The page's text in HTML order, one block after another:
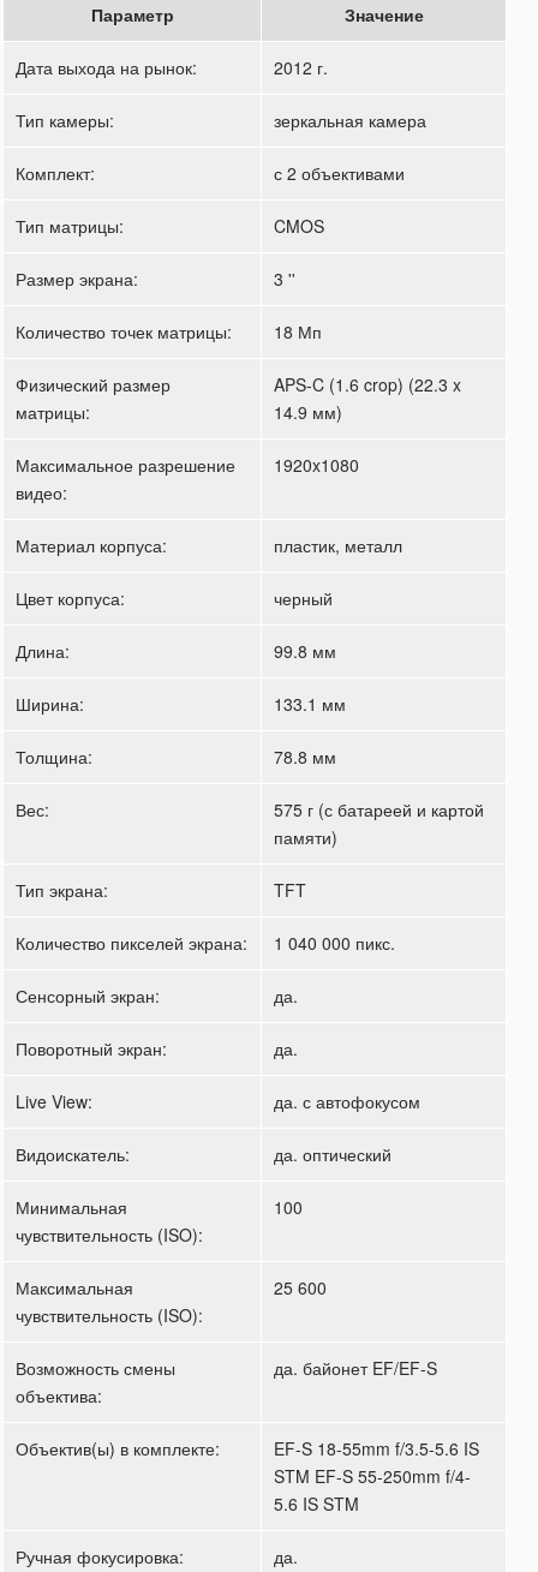
Параметр Значение
Дата выхода на рынок: 2012 г.
Тип камеры: зеркальная камера
Комплект: с 2 объективами
Тип матрицы: CMOS
Размер экрана: 3 ''
Количество точек матрицы: 18 Мп
Физический размер
матрицы:
APS-C (1.6 crop) (22.3 x
14.9 мм)
Максимальное разрешение
видео:
1920x1080
Материал корпуса: пластик, металл
Цвет корпуса: черный
Длина: 99.8 мм
Ширина: 133.1 мм
Толщина: 78.8 мм
Вес:
575 г (с батареей и картой
памяти)
Тип экрана: TFT
Количество пикселей экрана: 1 040 000 пикс.
Сенсорный экран: да.
Поворотный экран: да.
Live View: да. с автофокусом
Видоискатель: да. оптический
Минимальная
чувствительность (ISO):
100
Максимальная
чувствительность (ISO):
25 600
Возможность смены
объектива:
да. байонет EF/EF-S
Объектив(ы) в комплекте:
EF-S 18-55mm f/3.5-5.6 IS
STM EF-S 55-250mm f/4-
5.6 IS STM
Ручная фокусировка: да.